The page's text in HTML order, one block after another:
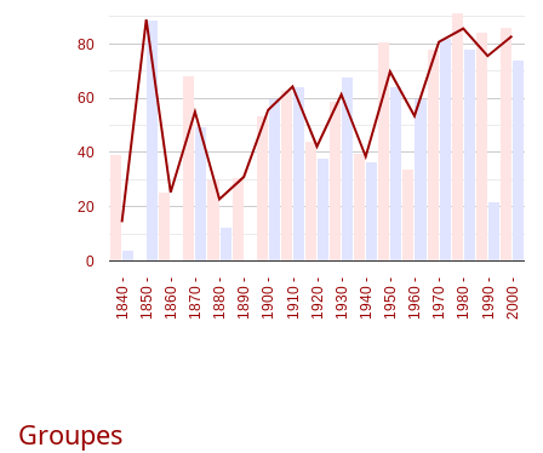
2000 -
1990 -
1980 -
1970 -
1960 -
1950 -
1940 -
1930 -
1920 -
1910 -
1900 -
1890 -
1880 -
1870 -
1860 -
1850 -
1840 -
0
20
40
60
80
Groupes